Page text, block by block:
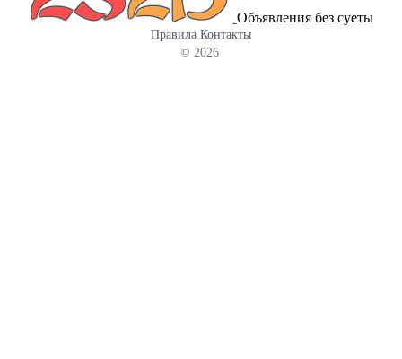
качество на каждом этапе; • отгрузка в день оплаты при наличии
на складе; • расчёт стоимости под проект (периметр, высота, шаг
стоек); • помощь с подбором комплекта (скобы, кронштейны,
Объявления без суеты
Правила Контакты
© 2026